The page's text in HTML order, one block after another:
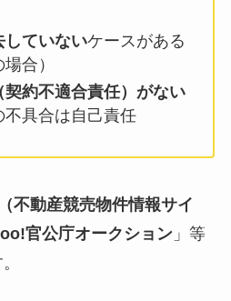
していないケースがある
合）
約不適合責任）がない
不具合は自己責任
不動産競売物件情報サイ
官公庁オークション」等